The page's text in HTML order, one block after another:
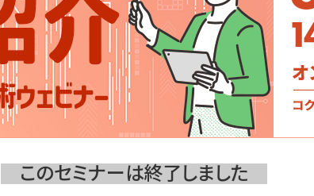
このセミナーは終了しました